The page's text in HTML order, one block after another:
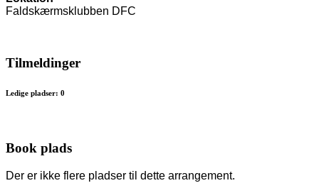
Faldskærmsklubben DFC
Tilmeldinger
Ledige pladser: 0
Book plads
Der er ikke flere pladser til dette arrangement.